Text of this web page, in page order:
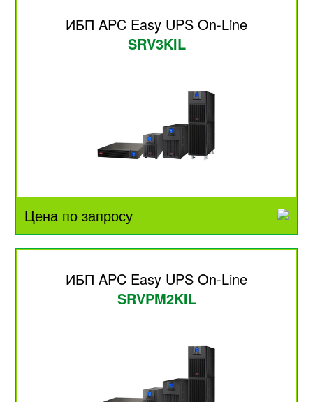
ИБП APC Easy UPS On-Line
SRV3KIL
Цена по запросу
ИБП APC Easy UPS On-Line
SRVPM2KIL